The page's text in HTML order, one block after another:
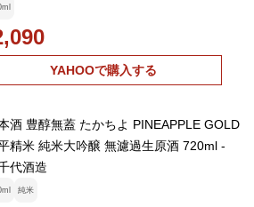
YAHOOで購入する
酒 豊醇無蓋 たかちよ PINEAPPLE GOLD
精米 純米大吟醸 無濾過生原酒 720ml -
代酒造
純米